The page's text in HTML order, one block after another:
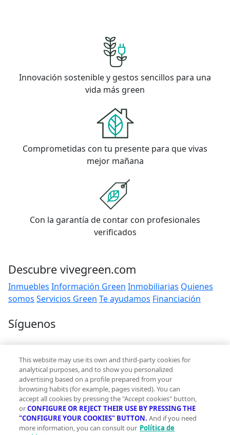
Innovación sostenible y gestos sencillos para una
vida más green
Comprometidas con tu presente para que vivas
mejor mañana
Con la garantía de contar con profesionales
verificados
Descubre vivegreen.com
Inmuebles Información Green Inmobiliarias Quienes
somos Servicios Green Te ayudamos Financiación
Síguenos
Contacto
hola@vivegreen.com
Aviso Legal
This website may use its own and third-party cookies for
analytical purposes, and to show you personalized
advertising based on a profile prepared from your
browsing habits (for example, pages visited). You can
accept all cookies by pressing the "Accept cookies" button,
orCONFIGURE OR REJECT THEIR USE BY PRESSING THE
"CONFIGURE YOUR COOKIES" BUTTON. And if you need
more information, you can consult our Política de